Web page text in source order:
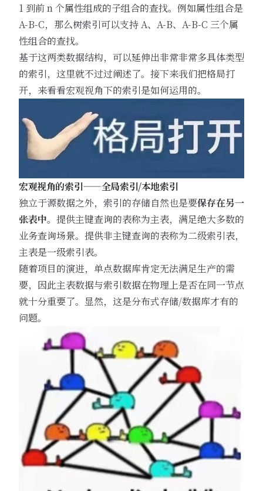
1 到前 n 个属性组成的子组合的查找。例如属性组合是
A-B-C，那么树索引可以支持 A、A-B、A-B-C 三个属
性组合的查找。
基于这两类数据结构，可以延伸出非常非常多具体类型
的索引，这里就不过过阐述了。接下来我们把格局打
开，来看看宏观视角下的索引是如何运用的。
宏观视角的索引——全局索引/本地索引
独立于源数据之外，索引的存储自然也是要保存在另一
张表中。提供主键查询的表称为主表，满足绝大多数的
业务查询场景。提供非主键查询的表称为二级索引表，
主表是一级索引表。
随着项目的演进，单点数据库肯定无法满足生产的需
要，因此主表数据与索引数据在物理上是否在同一节点
就十分重要了。显然，这是分布式存储/数据库才有的
问题。